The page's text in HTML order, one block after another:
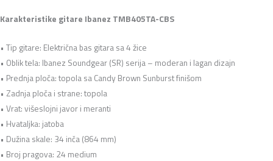
Karakteristike gitare Ibanez TMB405TA-CBS
• Tip gitare: Električna bas gitara sa 4 žice
• Oblik tela: Ibanez Soundgear (SR) serija – moderan i lagan dizajn
• Prednja ploča: topola sa Candy Brown Sunburst finišom
• Zadnja ploča i strane: topola
• Vrat: višeslojni javor i meranti
• Hvataljka: jatoba
• Dužina skale: 34 inča (864 mm)
• Broj pragova: 24 medium